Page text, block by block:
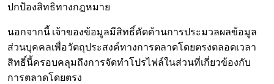
ปกป้องสิทธิทางกฎหมาย
นอกจากนี้ เจ้าของข้อมูลมีสิทธิ์คัดค้านการประมวลผลข้อมูล
ส่วนบุคคลเพื่อวัตถุประสงค์ทางการตลาดโดยตรงตลอดเวลา
สิทธิ์นี้ครอบคลุมถึงการจัดทำโปรไฟล์ในส่วนที่เกี่ยวข้องกับ
การตลาดโดยตรง